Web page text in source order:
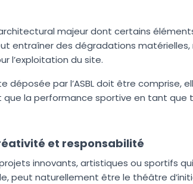
majeur dont certains
entraîner des dégradations
l’exploitation du site.
déposée par l’ASBL doit être comprise,
la performance sportive en tant que
et responsabilité
innovants, artistiques ou sportifs
peut naturellement être le théâtre